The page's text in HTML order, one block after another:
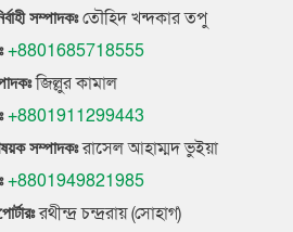
সম্পাদকঃতৌহিদ খন্দকার তপু
+8801685718555
জিল্লুর কামাল
+8801911299443
সম্পাদকঃরাসেল আহাম্মদ ভুইয়া
+8801949821985
রথীন্দ্র চন্দ্ররায় (সোহাগ)